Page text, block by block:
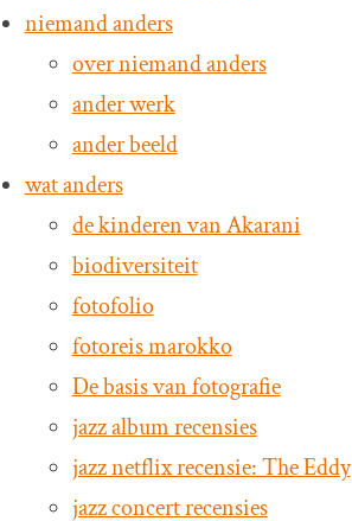
niemand anders
over niemand anders
ander werk
ander beeld
wat anders
de kinderen van Akarani
biodiversiteit
fotofolio
fotoreis marokko
De basis van fotografie
jazz album recensies
jazz netflix recensie: The Eddy
jazz concert recensies